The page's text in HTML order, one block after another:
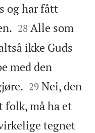
og har fått


28 Alle som
ikke Guds
med den


29 Nei, den
folk, må ha et
tegnet